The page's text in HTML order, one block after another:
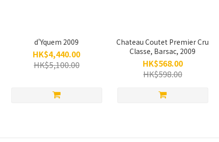
d'Yquem 2009
HK$4,440.00
HK$5,100.00
Chateau Coutet Premier Cru
Classe, Barsac, 2009
HK$568.00
HK$598.00